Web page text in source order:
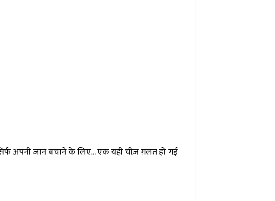
अपनी जान बचाने के लिए… एक यही चीज़ ग़लत हो गई